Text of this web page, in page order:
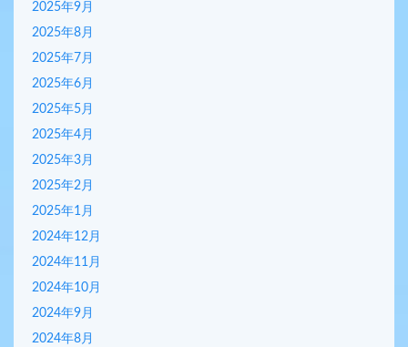
2025年9月
2025年8月
2025年7月
2025年6月
2025年5月
2025年4月
2025年3月
2025年2月
2025年1月
2024年12月
2024年11月
2024年10月
2024年9月
2024年8月